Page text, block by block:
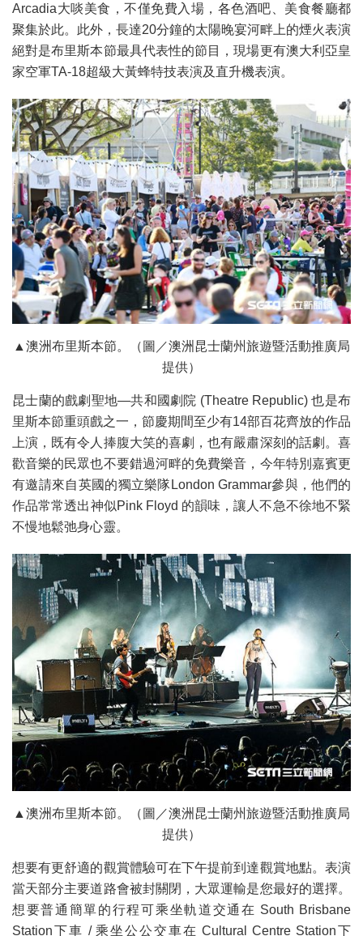
Arcadia大啖美食，不僅免費入場，各色酒吧、美食餐廳都
聚集於此。此外，長達20分鐘的太陽晚宴河畔上的煙火表演
絕對是布里斯本節最具代表性的節目，現場更有澳大利亞皇
家空軍TA-18超級大黃蜂特技表演及直升機表演。
▲澳洲布里斯本節。（圖／澳洲昆士蘭州旅遊暨活動推廣局
提供）
昆士蘭的戲劇聖地—共和國劇院 (Theatre Republic) 也是布
里斯本節重頭戲之一，節慶期間至少有14部百花齊放的作品
上演，既有令人捧腹大笑的喜劇，也有嚴肅深刻的話劇。喜
歡音樂的民眾也不要錯過河畔的免費樂音，今年特別嘉賓更
有邀請來自英國的獨立樂隊London Grammar參與，他們的
作品常常透出神似Pink Floyd 的韻味，讓人不急不徐地不緊
不慢地鬆弛身心靈。
▲澳洲布里斯本節。（圖／澳洲昆士蘭州旅遊暨活動推廣局
提供）
想要有更舒適的觀賞體驗可在下午提前到達觀賞地點。表演
當天部分主要道路會被封關閉，大眾運輸是您最好的選擇。
想要普通簡單的行程可乘坐軌道交通在 South Brisbane
Station下車 / 乘坐公公交車在 Cultural Centre Station下